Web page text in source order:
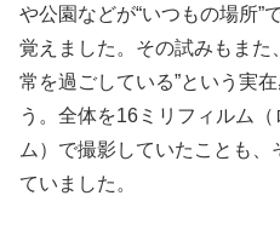
や公園などが“いつもの場所”
覚えました。その試みもまた
常を過ごしている”という実
う。全体を16ミリフィルム
ム）で撮影していたことも
ていました。